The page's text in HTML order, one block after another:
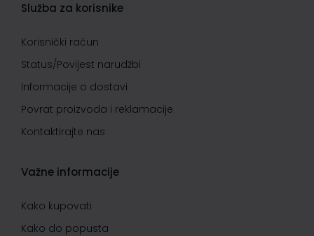
Služba za korisnike
Korisnički račun
Status/Povijest narudžbi
Informacije o dostavi
Povrat proizvoda i reklamacije
Kontaktirajte nas
Važne informacije
Kako kupovati
Kako do popusta